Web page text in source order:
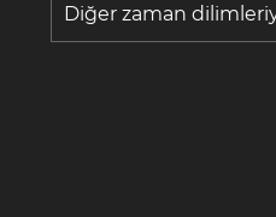
Diğer zaman